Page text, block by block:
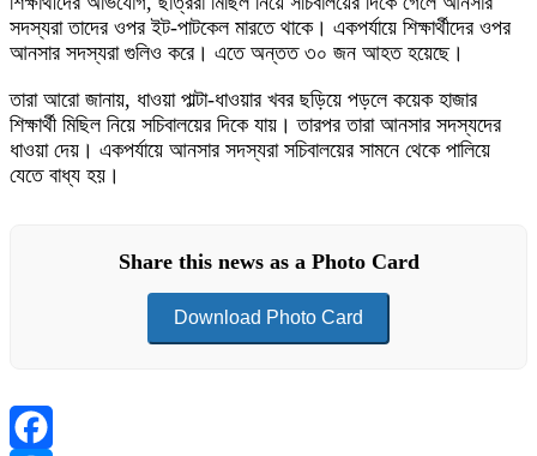
সদস্যরা তাদের ওপর ইট-পাটকেল মারতে থাকে। একপর্যায়ে শিক্ষার্থীদের ওপর
আনসার সদস্যরা গুলিও করে। এতে অন্তত ৩০ জন আহত হয়েছে।
তারা আরো জানায়, ধাওয়া পাল্টা-ধাওয়ার খবর ছড়িয়ে পড়লে কয়েক হাজার
শিক্ষার্থী মিছিল নিয়ে সচিবালয়ের দিকে যায়। তারপর তারা আনসার সদস্যদের
ধাওয়া দেয়। একপর্যায়ে আনসার সদস্যরা সচিবালয়ের সামনে থেকে পালিয়ে
যেতে বাধ্য হয়।
Share this news as a Photo Card
Download Photo Card